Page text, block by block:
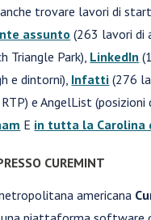
trovare lavori di
assunto (263 lavori di
Triangle Park), LinkedIn
e dintorni), Infatti (276
e AngelList (posizioni
E in tutta la Carolina
CUREMINT
americana